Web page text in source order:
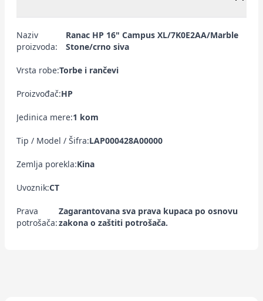
Naziv
proizvoda:
Ranac HP 16" Campus XL/7K0E2AA/Marble
Stone/crno siva
Vrsta robe:Torbe i rančevi
Proizvođač:HP
Jedinica mere:1 kom
Tip / Model / Šifra:LAP000428A00000
Zemlja porekla:Kina
Uvoznik:CT
Prava
potrošača:
Zagarantovana sva prava kupaca po osnovu
zakona o zaštiti potrošača.